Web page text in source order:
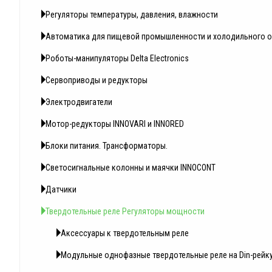
Регуляторы температуры, давления, влажности
Автоматика для пищевой промышленности и холодильного
Роботы-манипуляторы Delta Electronics
Сервоприводы и редукторы
Электродвигатели
Мотор-редукторы INNOVARI и INNORED
Блоки питания. Трансформаторы.
Светосигнальные колонны и маячки INNOCONT
Датчики
Твердотельные реле Регуляторы мощности
Аксессуары к твердотельным реле
Модульные однофазные твердотельные реле на Din-